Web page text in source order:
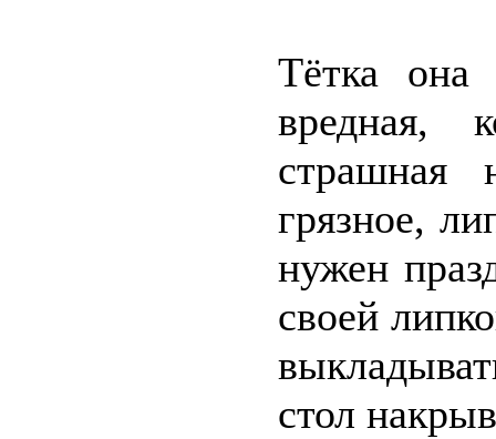
Тётка она
вредная,
страшная
грязное,
нужен
своей
стол